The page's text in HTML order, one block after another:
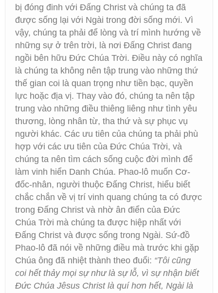
bị đóng đinh với Đấng Christ và chúng ta đã
được sống lại với Ngài trong đời sống mới. Vì
vậy, chúng ta phải để lòng và trí mình hướng về
những sự ở trên trời, là nơi Đấng Christ đang
ngồi bên hữu Đức Chúa Trời. Điều này có nghĩa
là chúng ta không nên tập trung vào những thứ
thế gian coi là quan trọng như tiền bạc, quyền
lực hoặc địa vị. Thay vào đó, chúng ta nên tập
trung vào những điều thiêng liêng như tình yêu
thương, lòng nhân từ, tha thứ và sự phục vụ
người khác. Các ưu tiên của chúng ta phải phù
hợp với các ưu tiên của Đức Chúa Trời, và
chúng ta nên tìm cách sống cuộc đời mình để
làm vinh hiển Danh Chúa. Phao-lô muốn Cơ-
đốc-nhân, người thuộc Đấng Christ, hiểu biết
chắc chắn về vị trí vinh quang chúng ta có được
trong Đấng Christ và nhờ ân điển của Đức
Chúa Trời mà chúng ta được hiệp nhất với
Đấng Christ và được sống trong Ngài. Sứ-đồ
Phao-lô đã nói về những điều mà trước khi gặp
Chúa ông đã nhiệt thành theo đuổi: “Tôi cũng
coi hết thảy mọi sự như là sự lỗ, vì sự nhận biết
Đức Chúa Jêsus Christ là quí hơn hết, Ngài là